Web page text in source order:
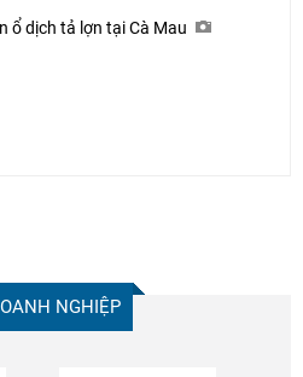
ổ dịch tả lợn tại Cà Mau
NGHIỆP